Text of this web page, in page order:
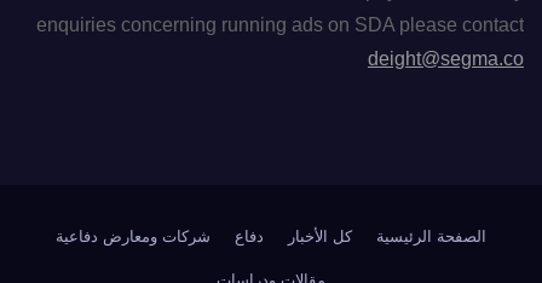
enquiries concerning running ads on SDA please contact
deight@segma.co
الصفحة الرئيسية كل الأخبار دفاع شركات ومعارض دفاعية